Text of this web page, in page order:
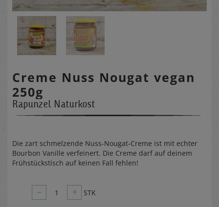
Creme Nuss Nougat vegan
250g
Rapunzel Naturkost
Die zart schmelzende Nuss-Nougat-Creme ist mit echter
Bourbon Vanille verfeinert. Die Creme darf auf deinem
Frühstückstisch auf keinen Fall fehlen!
– 1 + STK